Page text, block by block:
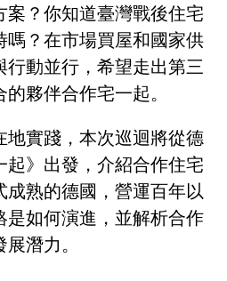
？你知道臺灣戰後住宅
嗎？在市場買屋和國家供
動並行，希望走出第三
夥伴合作宅一起。
地實踐，本次巡迴將從德
起》出發，介紹合作住宅
熟的德國，營運百年以
是如何演進，並解析合作
潛力。